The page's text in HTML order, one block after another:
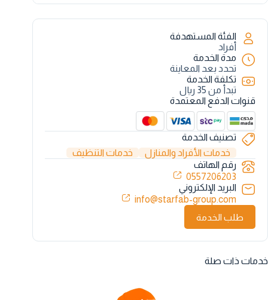
تنظيف وتعقيم كافة المخدات، المساند، ومساند الأذرع
التابعة للطقم، لضمان نظافة متكاملة وتوحيد لون النسيج
في كافة أجزاء الجلسة.
الفئة المستهدفة
أفراد
مدة الخدمة
تحدد بعد المعاينة
تكلفة الخدمة
تبدأ من 35 ريال
قنوات الدفع المعتمدة
تصنيف الخدمة
خدمات الأفراد والمنازل
خدمات التنظيف
رقم الهاتف
0557206203
البريد الإلكتروني
info@starfab-group.com
طلب الخدمة
خدمات ذات صلة